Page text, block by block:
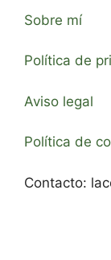
Sobre mí
Política de
Aviso legal
Política de
Contacto: